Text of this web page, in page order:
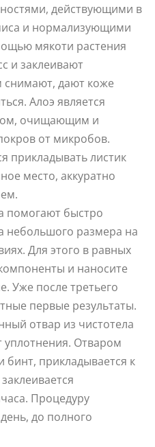
действующими в
и нормализующими
мякоти растения
и заклеивают
снимают, дают коже
Алоэ является
очищающим и
от микробов.
прикладывать листик
место, аккуратно
помогают быстро
небольшого размера на
Для этого в равных
и наносите
Уже после третьего
первые результаты.
отвар из чистотела
уплотнения. Отваром
бинт, прикладывается к
Процедуру
до полного